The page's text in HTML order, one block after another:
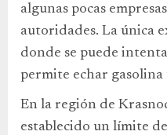
algunas pocas
autoridades. La única
donde se puede
permite echar gasolina
En la región de
establecido un límite